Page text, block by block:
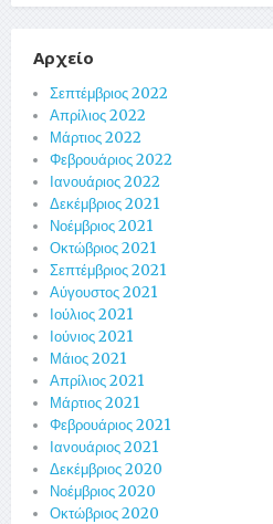
Αρχείο
Σεπτέμβριος 2022
Απρίλιος 2022
Μάρτιος 2022
Φεβρουάριος 2022
Ιανουάριος 2022
Δεκέμβριος 2021
Νοέμβριος 2021
Οκτώβριος 2021
Σεπτέμβριος 2021
Αύγουστος 2021
Ιούλιος 2021
Ιούνιος 2021
Μάιος 2021
Απρίλιος 2021
Μάρτιος 2021
Φεβρουάριος 2021
Ιανουάριος 2021
Δεκέμβριος 2020
Νοέμβριος 2020
Οκτώβριος 2020